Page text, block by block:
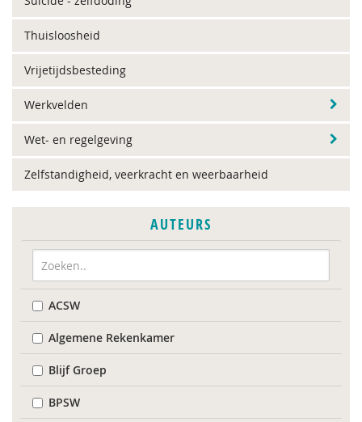
Thuisloosheid
Vrijetijdsbesteding
Werkvelden
Wet- en regelgeving
Zelfstandigheid, veerkracht en weerbaarheid
AUTEURS
ACSW
Algemene Rekenkamer
Blijf Groep
BPSW